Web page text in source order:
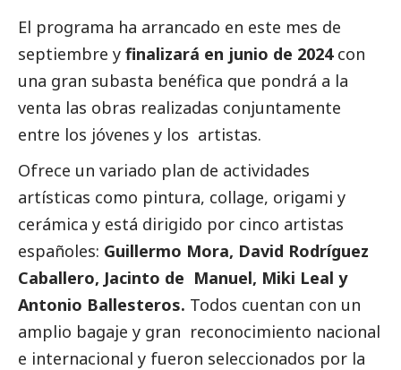
El programa ha arrancado en este mes de
septiembre y finalizará en junio de 2024con
una gran subasta benéfica que pondrá a la
venta las obras realizadas conjuntamente
entre los jóvenes y los artistas.
Ofrece un variado plan de actividades
artísticas como pintura, collage, origami y
cerámica y está dirigido por cinco artistas
españoles: Guillermo Mora, David Rodríguez
Caballero, Jacinto de Manuel, Miki Leal y
Antonio Ballesteros. Todos cuentan con un
amplio bagaje y gran reconocimiento nacional
e internacional y fueron seleccionados por la